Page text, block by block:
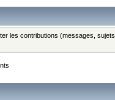
les contributions (messages,